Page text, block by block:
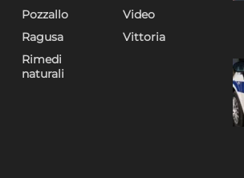
Pozzallo
Ragusa
Rimedi
naturali
Video
Vittoria